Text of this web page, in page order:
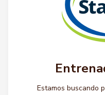
Estamos buscando